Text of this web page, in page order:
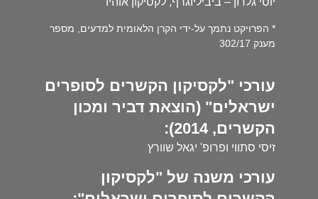
* הפרויקט נתמך על-ידי הקרן הלאומית למדעים, מספר
מענק 302/17
עורכי "לקסיקון הקשרים לסופרים
ישראלים" (הוצאת דביר ומכון
הקשרים, 2014):
זיסי סתווי ופרופ' יגאל שוורץ
עורכי משנה של "לקסיקון